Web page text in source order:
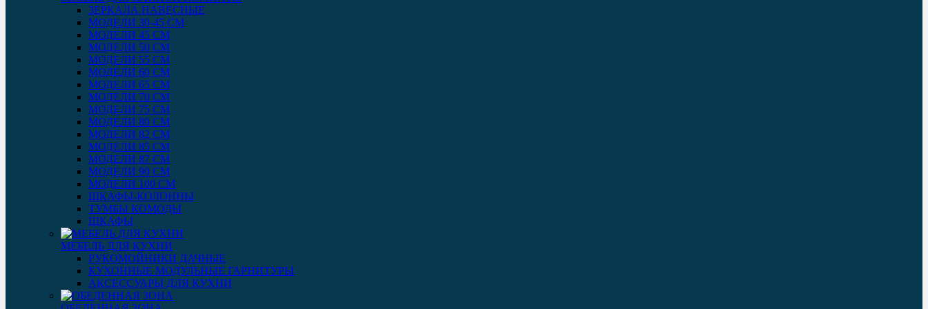
ЗЕРКАЛА НАВЕСНЫЕ
МОДЕЛИ 30-45 СМ
МОДЕЛИ 45 СМ
МОДЕЛИ 50 СМ
МОДЕЛИ 55 СМ
МОДЕЛИ 60 СМ
МОДЕЛИ 65 СМ
МОДЕЛИ 70 СМ
МОДЕЛИ 75 СМ
МОДЕЛИ 80 СМ
МОДЕЛИ 82 СМ
МОДЕЛИ 85 СМ
МОДЕЛИ 87 СМ
МОДЕЛИ 90 СМ
МОДЕЛИ 100 СМ
ШКАФЫ-КОЛОННЫ
ТУМБЫ КОМОДЫ
ШКАФЫ
МЕБЕЛЬ ДЛЯ КУХНИ
РУКОМОЙНИКИ ДАЧНЫЕ
КУХОННЫЕ МОДУЛЬНЫЕ ГАРНИТУРЫ
АКСЕССУАРЫ ДЛЯ КУХНИ